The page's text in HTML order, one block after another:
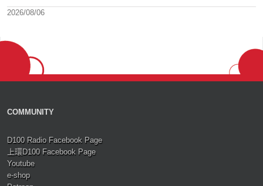
2026/08/06
COMMUNITY
D100 Radio Facebook Page
上環D100 Facebook Page
Youtube
e-shop